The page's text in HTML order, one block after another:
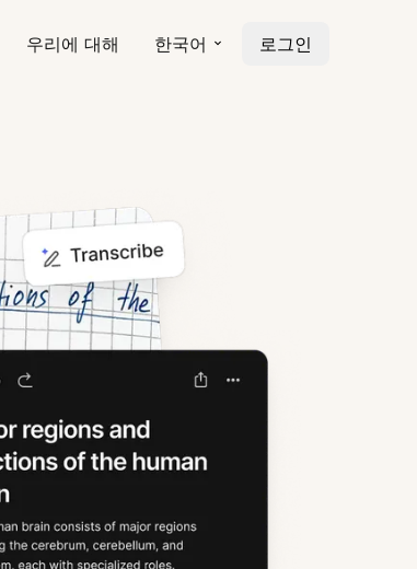
우리에 대해 한국어 로그인